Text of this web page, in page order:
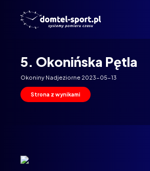
5. Okonińska Pętla
Okoniny Nadjeziorne 2023-05-13
Strona z wynikami